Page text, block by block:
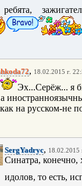
, 18.02.2015 г.
Эх...Серёж... я
на русском-не
SergYadryc, 18.02.2015
Синатра, конечно,
идолов, то есть,